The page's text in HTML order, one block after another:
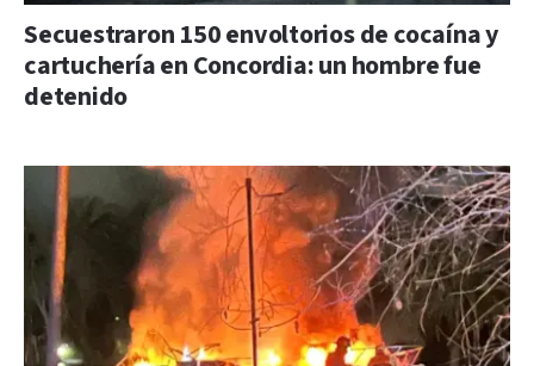
Secuestraron 150 envoltorios de cocaína y
cartuchería en Concordia: un hombre fue
detenido